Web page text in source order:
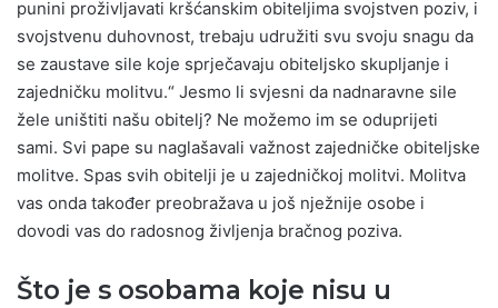
punini proživljavati kršćanskim obiteljima svojstven poziv, i
svojstvenu duhovnost, trebaju udružiti svu svoju snagu da
se zaustave sile koje sprječavaju obiteljsko skupljanje i
zajedničku molitvu.“ Jesmo li svjesni da nadnaravne sile
žele uništiti našu obitelj? Ne možemo im se oduprijeti
sami. Svi pape su naglašavali važnost zajedničke obiteljske
molitve. Spas svih obitelji je u zajedničkoj molitvi. Molitva
vas onda također preobražava u još nježnije osobe i
dovodi vas do radosnog življenja bračnog poziva.
Što je s osobama koje nisu u